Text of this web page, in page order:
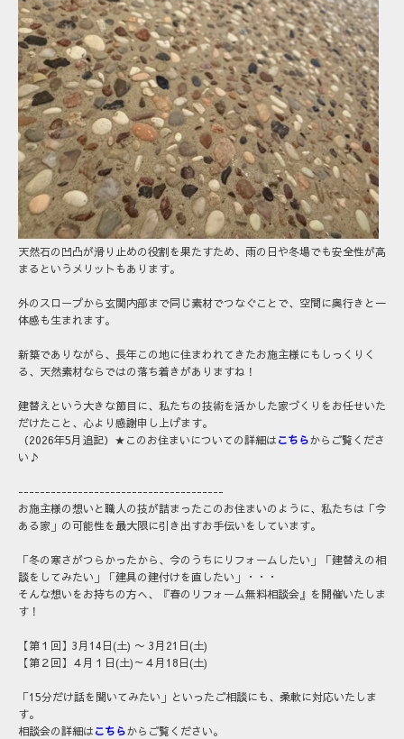
天然石の凹凸が滑り止めの役割を果たすため、雨の日や冬場でも安全性が高
まるというメリットもあります。
外のスロープから玄関内部まで同じ素材でつなぐことで、空間に奥行きと一
体感も生まれます。
新築でありながら、長年この地に住まわれてきたお施主様にもしっくりく
る、天然素材ならではの落ち着きがありますね！
建替えという大きな節目に、私たちの技術を活かした家づくりをお任せいた
だけたこと、心より感謝申し上げます。
（2026年5月追記）★このお住まいについての詳細はこちらからご覧くださ
い♪
--------------------------------------
お施主様の想いと職人の技が詰まったこのお住まいのように、私たちは「今
ある家」の可能性を最大限に引き出すお手伝いをしています。
「冬の寒さがつらかったから、今のうちにリフォームしたい」「建替えの相
談をしてみたい」「建具の建付けを直したい」・・・
そんな想いをお持ちの方へ、
『春のリフォーム無料相談会』 を開催いたしま
す！
【第１回】3月14日(土) 〜 3月21日(土)
【第２回】４月１日(土)～４月18日(土)
「15分だけ話を聞いてみたい」といったご相談にも、柔軟に対応いたしま
す。
相談会の詳細はこちらからご覧ください。